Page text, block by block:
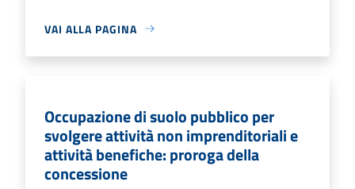
VAI ALLA PAGINA
Occupazione di suolo pubblico per
svolgere attività non imprenditoriali e
attività benefiche: proroga della
concessione